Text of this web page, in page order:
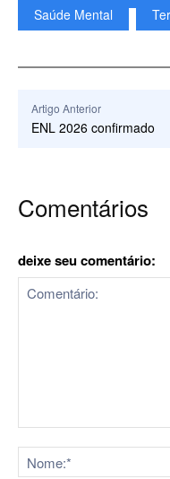
Saúde Mental
Artigo Anterior
ENL 2026 confirmado
Comentários
deixe seu comentário: